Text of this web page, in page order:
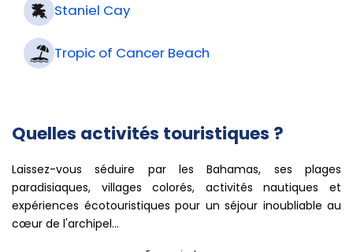
Staniel Cay
Tropic of Cancer Beach
Quelles activités touristiques ?
Laissez-vous séduire par les Bahamas, ses plages
paradisiaques, villages colorés, activités nautiques et
expériences écotouristiques pour un séjour inoubliable au
cœur de l'archipel...